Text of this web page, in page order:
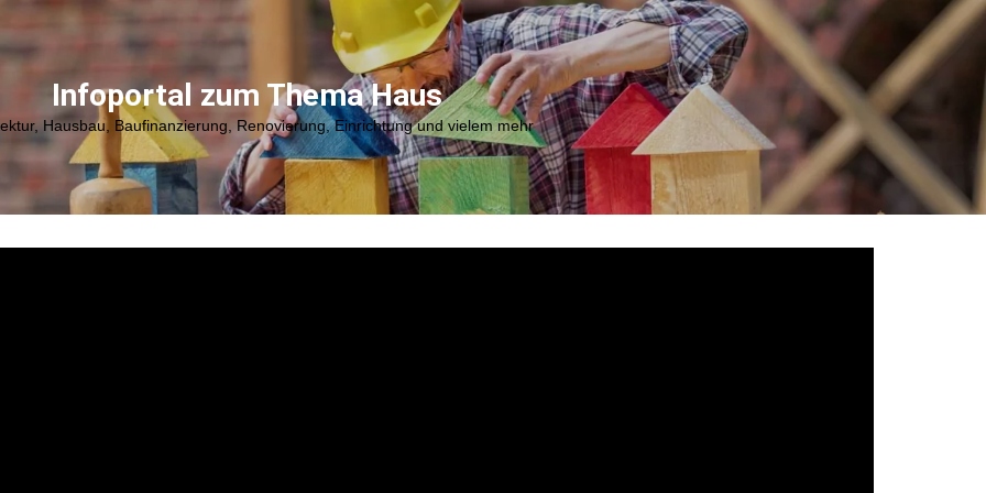
Infoportal zum Thema Haus
Hausbau, Baufinanzierung, Renovierung, Einrichtung und vielem mehr